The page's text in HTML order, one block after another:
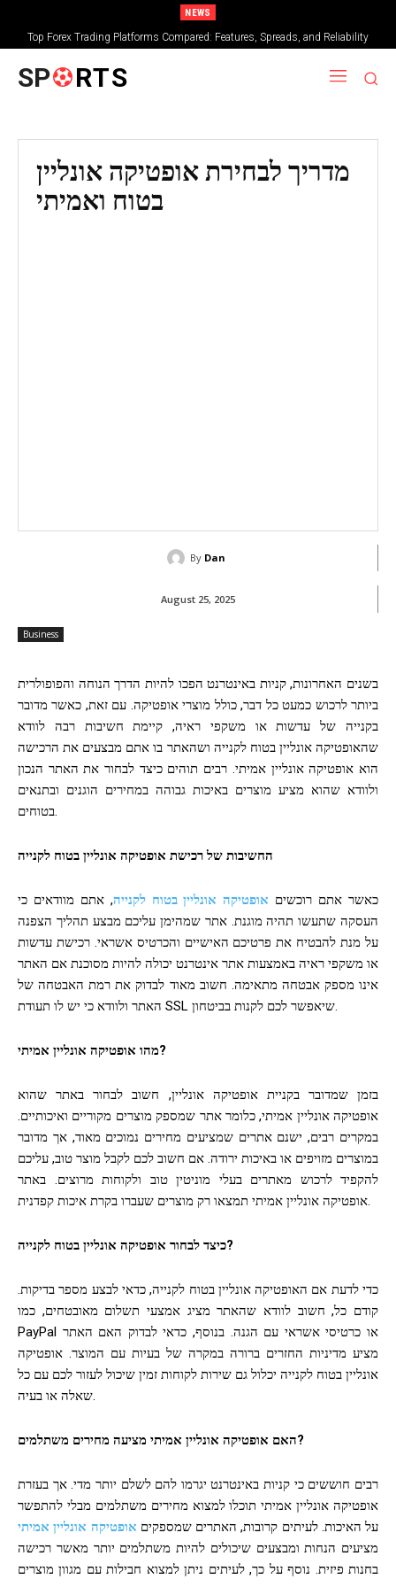
NEWS
Top Forex Trading Platforms Compared: Features, Spreads, and Reliability
SP RTS
מדריך לבחירת אופטיקה אונליין
בטוח ואמיתי
By Dan
August 25, 2025
Business
בשנים האחרונות, קניות באינטרנט הפכו להיות הדרך הנוחה והפופולרית
ביותר לרכוש כמעט כל דבר, כולל מוצרי אופטיקה. עם זאת, כאשר מדובר
בקנייה של עדשות או משקפי ראיה, קיימת חשיבות רבה לוודא
שהאופטיקה אונליין בטוח לקנייה ושהאתר בו אתם מבצעים את הרכישה
הוא אופטיקה אונליין אמיתי. רבים תוהים כיצד לבחור את האתר הנכון
ולוודא שהוא מציע מוצרים באיכות גבוהה במחירים הוגנים ובתנאים
החשיבות של רכישת אופטיקה אונליין בטוח לקנייה
כאשר אתם רוכשים אופטיקה אונליין בטוח לקנייה, אתם מוודאים כי
העסקה שתעשו תהיה מוגנת. אתר שמהימן עליכם מבצע תהליך הצפנה
על מנת להבטיח את פרטיכם האישיים והכרטיס אשראי. רכישת עדשות
או משקפי ראיה באמצעות אתר אינטרנט יכולה להיות מסוכנת אם האתר
אינו מספק אבטחה מתאימה. חשוב מאוד לבדוק את רמת האבטחה של
מהו אופטיקה אונליין אמיתי?
בזמן שמדובר בקניית אופטיקה אונליין, חשוב לבחור באתר שהוא
אופטיקה אונליין אמיתי, כלומר אתר שמספק מוצרים מקוריים ואיכותיים.
במקרים רבים, ישנם אתרים שמציעים מחירים נמוכים מאוד, אך מדובר
במוצרים מזויפים או באיכות ירודה. אם חשוב לכם לקבל מוצר טוב, עליכם
להקפיד לרכוש מאתרים בעלי מוניטין טוב ולקוחות מרוצים. באתר
כיצד לבחור אופטיקה אונליין בטוח לקנייה?
כדי לדעת אם האופטיקה אונליין בטוח לקנייה, כדאי לבצע מספר בדיקות.
קודם כל, חשוב לוודא שהאתר מציג אמצעי תשלום מאובטחים, כמו
PayPal או כרטיסי אשראי עם הגנה. בנוסף, כדאי לבדוק האם האתר
מציע מדיניות החזרים ברורה במקרה של בעיות עם המוצר. אופטיקה
אונליין בטוח לקנייה יכלול גם שירות לקוחות זמין שיכול לעזור לכם עם כל
האם אופטיקה אונליין אמיתי מציעה מחירים משתלמים?
רבים חוששים כי קניות באינטרנט יגרמו להם לשלם יותר מדי. אך בעזרת
אופטיקה אונליין אמיתי תוכלו למצוא מחירים משתלמים מבלי להתפשר
על האיכות. לעיתים קרובות, האתרים שמספקים אופטיקה אונליין אמיתי
מציעים הנחות ומבצעים שיכולים להיות משתלמים יותר מאשר רכישה
בחנות פיזית. נוסף על כך, לעיתים ניתן למצוא חבילות עם מגוון מוצרים